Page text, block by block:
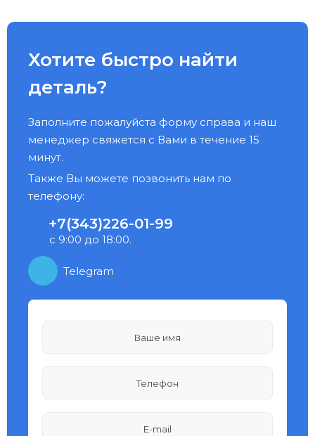
Хотите быстро найти
деталь?
Заполните пожалуйста форму справа и наш
менеджер свяжется с Вами в течение 15
минут.
Также Вы можете позвонить нам по
телефону:
+7(343)226-01-99
с 9:00 до 18:00.
Telegram